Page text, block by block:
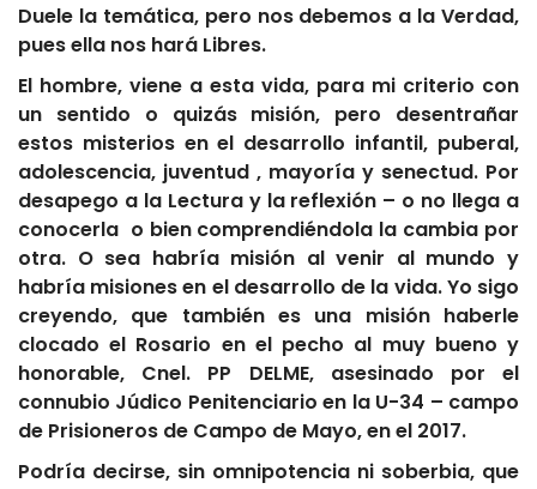
Duele la temática, pero nos debemos a la Verdad,
pues ella nos hará Libres.
El hombre, viene a esta vida, para mi criterio con
un sentido o quizás misión, pero desentrañar
estos misterios en el desarrollo infantil, puberal,
adolescencia, juventud , mayoría y senectud. Por
desapego a la Lectura y la reflexión – o no llega a
conocerla o bien comprendiéndola la cambia por
otra. O sea habría misión al venir al mundo y
habría misiones en el desarrollo de la vida. Yo sigo
creyendo, que también es una misión haberle
clocado el Rosario en el pecho al muy bueno y
honorable, Cnel. PP DELME, asesinado por el
connubio Júdico Penitenciario en la U-34 – campo
de Prisioneros de Campo de Mayo, en el 2017.
Podría decirse, sin omnipotencia ni soberbia, que